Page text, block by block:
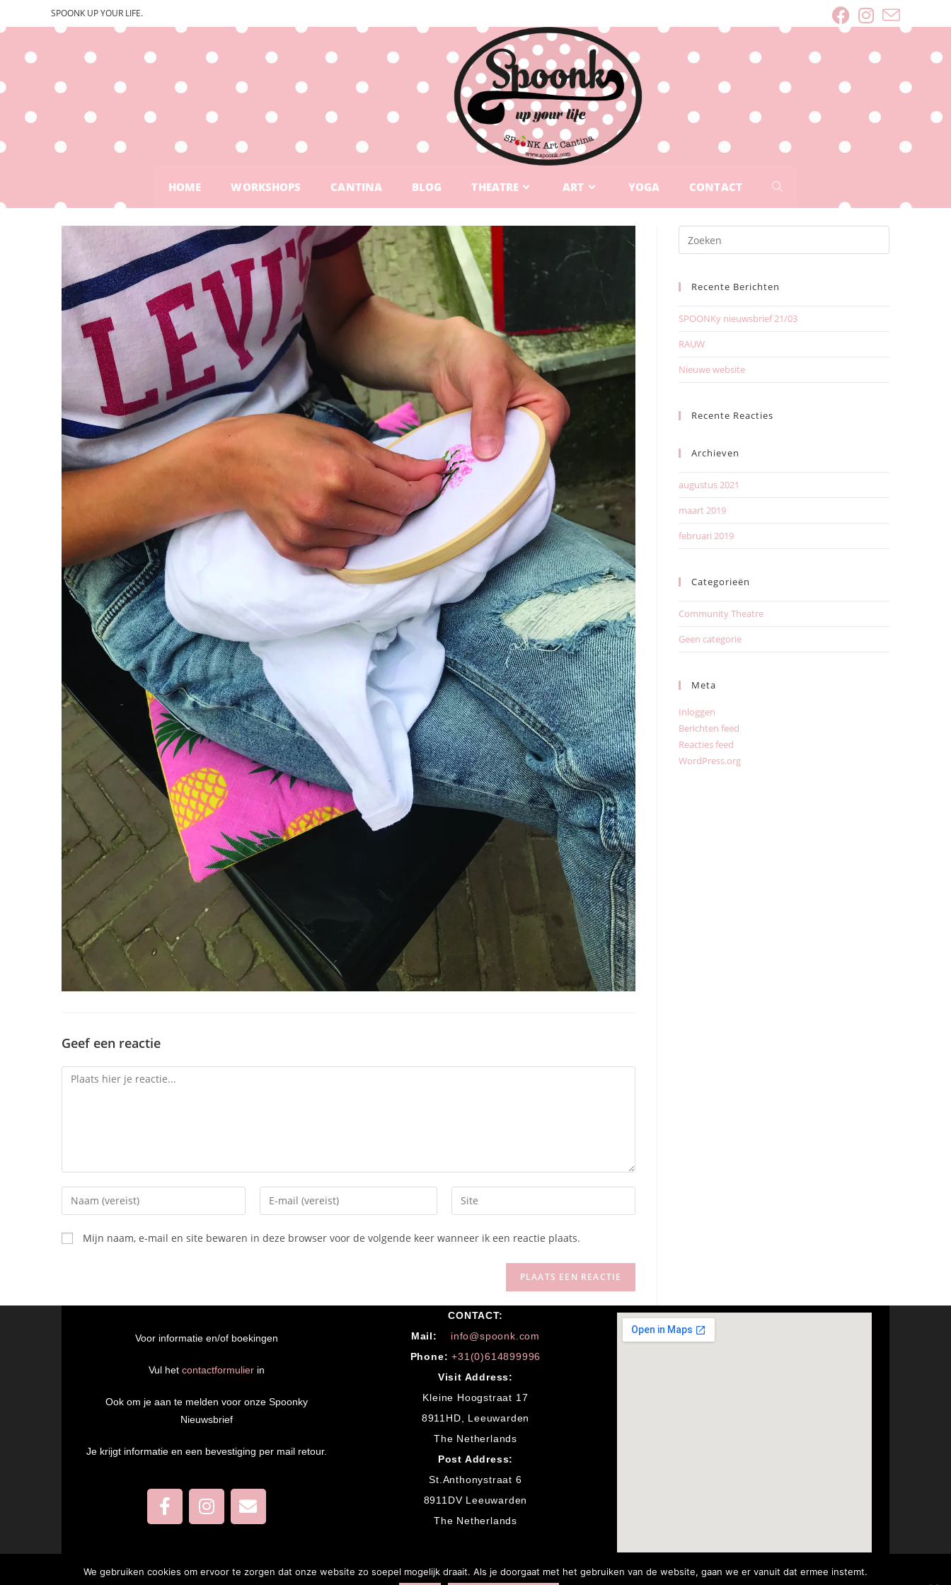
SPOONK UP YOUR LIFE.
HOME WORKSHOPS CANTINA BLOG THEATRE ART YOGA CONTACT
Geef een reactie
Mijn naam, e-mail en site bewaren in deze browser voor de volgende keer wanneer ik een reactie plaats.
Recente Berichten
SPOONKy nieuwsbrief 21/03
RAUW
Nieuwe website
Recente Reacties
Archieven
augustus 2021
maart 2019
februari 2019
Categorieën
Community Theatre
Geen categorie
Meta
Inloggen
Berichten feed
Reacties feed
WordPress.org
Voor informatie en/of boekingen
Vul het contactformulierin
Ook om je aan te melden voor onze Spoonky
Nieuwsbrief
Je krijgt informatie en een bevestiging per mail retour.
CONTACT:
Mail:
info@spoonk.com
Phone: +31(0)614899996
Visit Address:
Kleine Hoogstraat 17
8911HD, Leeuwarden
The Netherlands
Post Address:
St.Anthonystraat 6
8911DV Leeuwarden
The Netherlands
Copyright Papi Borrito 2019
We gebruiken cookies om ervoor te zorgen dat onze website zo soepel mogelijk draait. Als je doorgaat met het gebruiken van de website, gaan we er vanuit dat ermee instemt.